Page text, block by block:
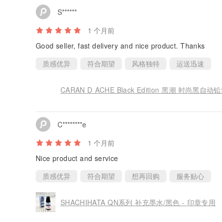
S******
1 个月前
Good seller, fast delivery and nice product. Thanks
质感优异
符合期望 风格独特 运送迅速
CARAN D ACHE Black Edition 黑潮 时尚黑自动
C********e
1 个月前
Nice product and service
质感优异
符合期望 想再回购 服务贴心
SHACHIHATA QN系列 补充墨水/黑色 - 印章专用